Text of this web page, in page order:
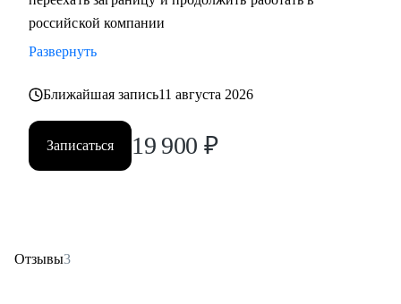
российской компании
Развернуть
Ближайшая запись11 августа 2026
Записаться 19 900 ₽
Отзывы3